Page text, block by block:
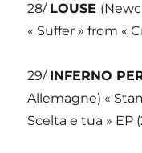
28/ LOUSE
« Suffer » from «
29/ INFERNO
Allemagne) «
Scelta e tua » EP